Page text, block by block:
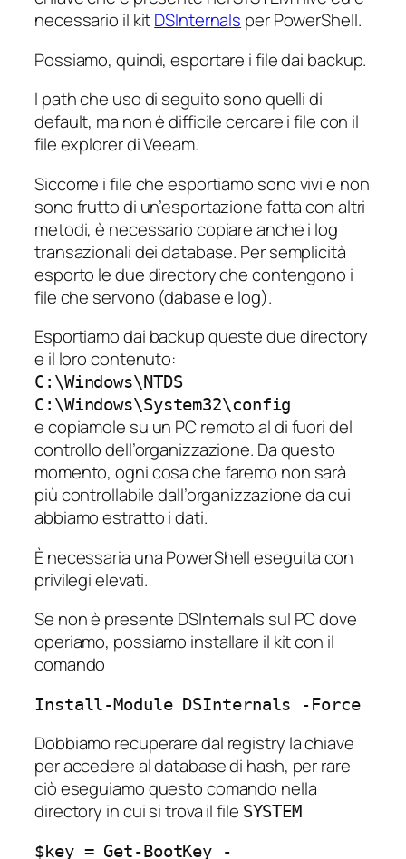
necessario il kitDSInternals per PowerShell.
Possiamo, quindi, esportare i file dai backup.
I path che uso di seguito sono quelli di
default, ma non è difficile cercare i file con il
file explorer di Veeam.
Siccome i file che esportiamo sonovivie non
sono frutto di un’esportazione fatta con altri
metodi, è necessario copiare anche i log
transazionali dei database. Per semplicità
esporto le due directory che contengono i
file che servono (dabase e log).
Esportiamo dai backup queste due directory
e il loro contenuto:
C:\Windows\NTDS
C:\Windows\System32\config
e copiamole su un PC remoto al di fuori del
controllo dell’organizzazione. Da questo
momento, ogni cosa che faremo non sarà
più controllabile dall’organizzazione da cui
abbiamo estratto i dati.
È necessaria una PowerShell eseguita con
privilegi elevati.
Se non è presente DSInternals sul PC dove
operiamo, possiamo installare il kit con il
comando
Install-Module DSInternals -Force
Dobbiamo recuperare dal registry la chiave
per accedere al database di hash, per rare
ciò eseguiamo questo comando nella
directory in cui si trova il file SYSTEM
$key = Get-BootKey -